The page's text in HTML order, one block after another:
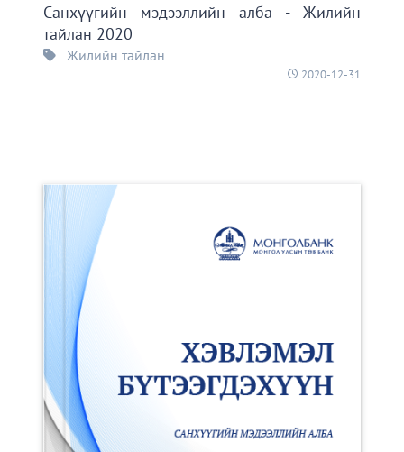
Санхүүгийн мэдээллийн алба - Жилийн
тайлан 2020
Жилийн тайлан
2020-12-31